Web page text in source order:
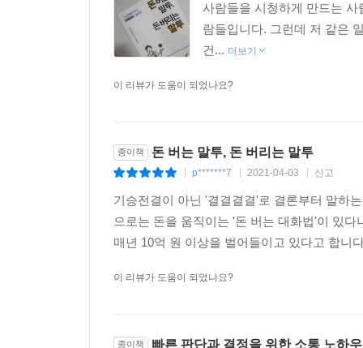
사람들을 시청하게 만드는
람들입니다. 그런데 저 같은
건... 더보기
이 리뷰가 도움이 되었나요?
종이책 돈 버는 말투, 돈 버리는 말투
p*******7 2021-04-03 신고
기승전결이 아닌 '결결결결'로 결론부터 말하
으로는 돈을 움직이는 '돈 버는 대화법'이 있
매년 10억 원 이상을 벌어들이고 있다고 합니
이 리뷰가 도움이 되었나요?
종이책 빠른 판단과 결정을 위한 소통 노하우